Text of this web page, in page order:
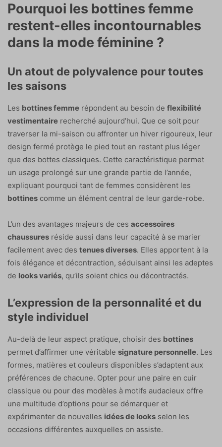
Pourquoi les bottines femme
restent-elles incontournables
dans la mode féminine ?
Un atout de polyvalence pour toutes
les saisons
Les bottines femme répondent au besoin de flexibilité
vestimentaire recherché aujourd’hui. Que ce soit pour
traverser la mi-saison ou affronter un hiver rigoureux, leur
design fermé protège le pied tout en restant plus léger
que des bottes classiques. Cette caractéristique permet
un usage prolongé sur une grande partie de l’année,
expliquant pourquoi tant de femmes considèrent les
bottines comme un élément central de leur garde-robe.
L’un des avantages majeurs de ces accessoires
chaussures réside aussi dans leur capacité à se marier
facilement avec des tenues diverses. Elles apportent à la
fois élégance et décontraction, séduisant ainsi les adeptes
de looks variés, qu’ils soient chics ou décontractés.
L’expression de la personnalité et du
style individuel
Au-delà de leur aspect pratique, choisir des bottines
permet d’affirmer une véritable signature personnelle. Les
formes, matières et couleurs disponibles s’adaptent aux
préférences de chacune. Opter pour une paire en cuir
classique ou pour des modèles à motifs audacieux offre
une multitude d’options pour se démarquer et
expérimenter de nouvelles idées de looks selon les
occasions différentes auxquelles on assiste.